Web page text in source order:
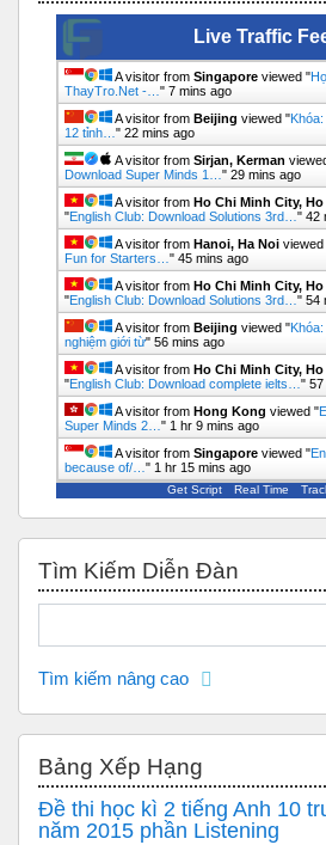
Live Traffic
A visitor from Singapore viewed "
ThayTro.Net -… " 7 mins ago
A visitor from Beijing viewed "
12 tỉnh… " 22 mins ago
A visitor from Sirjan, Kerman
Download Super Minds 1… " 29 mins ago
A visitor from Ho Chi Minh City,
"English Club: Download Solutions 3rd… " 42
A visitor from Hanoi, Ha Noi viewed
Fun for Starters… " 45 mins ago
A visitor from Ho Chi Minh City,
"English Club: Download Solutions 3rd… " 54
A visitor from Beijing viewed "
nghiệm giới từ" 56 mins ago
A visitor from Ho Chi Minh City,
"English Club: Download complete ielts… " 57
A visitor from Hong Kong viewed "
Super Minds 2… " 1 hr 9 mins ago
A visitor from Singapore viewed "
because of/… " 1 hr 15 mins ago
Get Script Real Time
Tìm Kiếm Diễn Đàn
Tìm kiếm nâng cao
Bảng Xếp Hạng
Đề thi học kì 2 tiếng Anh 10
năm 2015 phần Listening